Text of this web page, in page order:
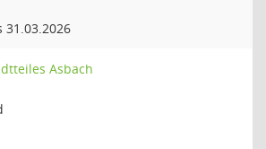
31.03.2026
Asbach